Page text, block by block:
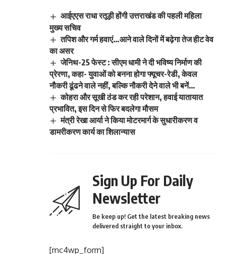
आईएएस राधा रतूड़ी होंगी उत्तराखंड की पहली महिला
मुख्य सचिव
तपिश और गर्म हवाएं…आने वाले दिनों में बढ़ेगा तेज हीट वेव
का असर
जेनिथ-25 फेस्ट : सीएम धामी ने दी भविष्य निर्माण की
प्रेरणा, कहा- युवाओं को बनना होगा फ्यूचर-रेडी, केवल
नौकरी ढूंढने वाले नहीं, बल्कि नौकरी देने वाले भी बनें…
कोहरा और सूखी ठंड कर रही परेशान, हवाई यातायात
प्रभावित, इस दिन से फिर बदलेगा मौसम
मंत्री रेखा आर्या ने किया मोटरमार्ग के सुधारीकरण व
डामरीकरण कार्य का शिलान्यास
Sign Up For Daily
Newsletter
Be keep up! Get the latest breaking news
delivered straight to your inbox.
[mc4wp_form]